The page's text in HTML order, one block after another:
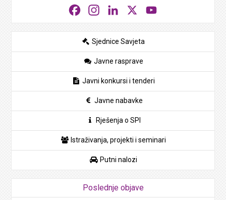
FacebookInstagramLinkedIn
Sjednice Savjeta
Javne rasprave
Javni konkursi i tenderi
Javne nabavke
Rješenja o SPI
Istraživanja, projekti i seminari
Putni nalozi
Poslednje objave